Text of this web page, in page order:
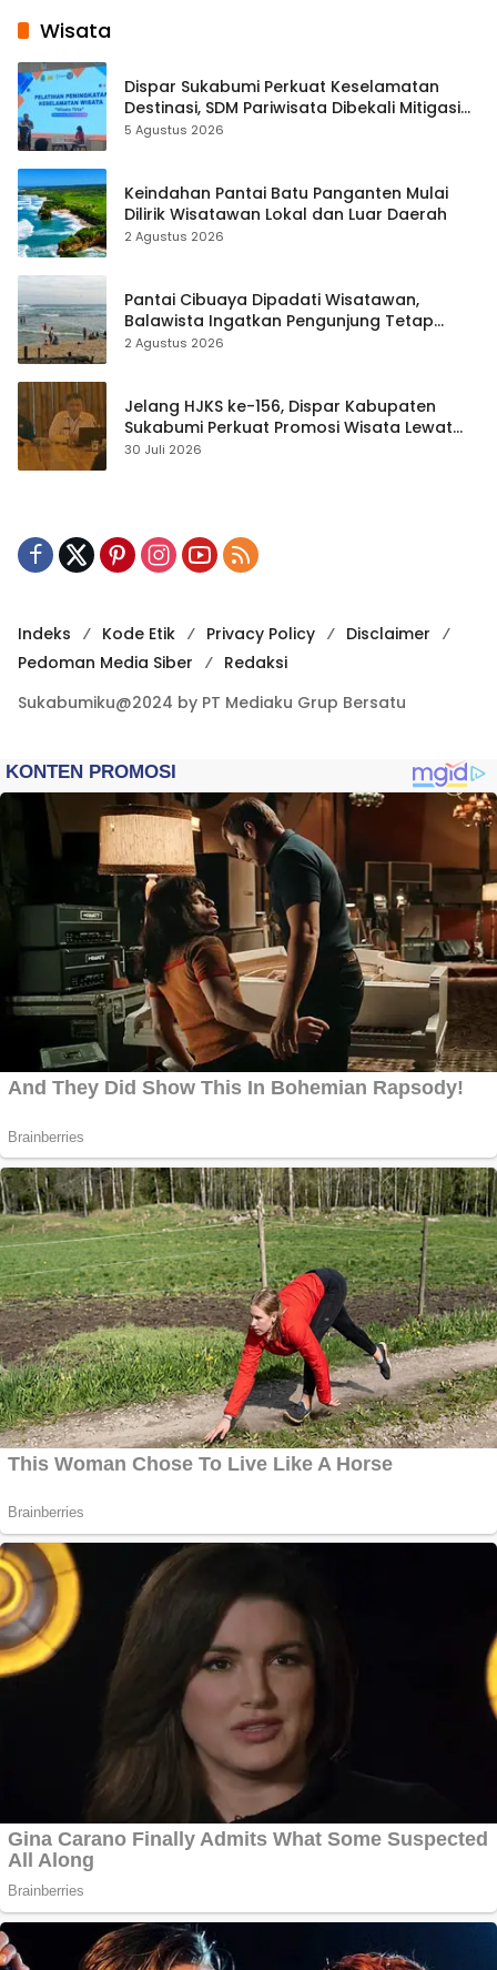
Wisata
Dispar Sukabumi Perkuat Keselamatan
Destinasi, SDM Pariwisata Dibekali Mitigasi
hingga Teknik Evakuasi
5 Agustus 2026
Keindahan Pantai Batu Panganten Mulai
Dilirik Wisatawan Lokal dan Luar Daerah
2 Agustus 2026
Pantai Cibuaya Dipadati Wisatawan,
Balawista Ingatkan Pengunjung Tetap
Waspada
2 Agustus 2026
Jelang HJKS ke-156, Dispar Kabupaten
Sukabumi Perkuat Promosi Wisata Lewat
Publikasi Digital
30 Juli 2026
Indeks Kode Etik Privacy Policy
Disclaimer
Pedoman Media Siber
Redaksi
Sukabumiku@2024 by PT Mediaku Grup Bersatu